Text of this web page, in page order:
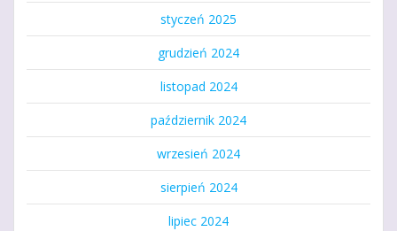
styczeń 2025
grudzień 2024
listopad 2024
październik 2024
wrzesień 2024
sierpień 2024
lipiec 2024